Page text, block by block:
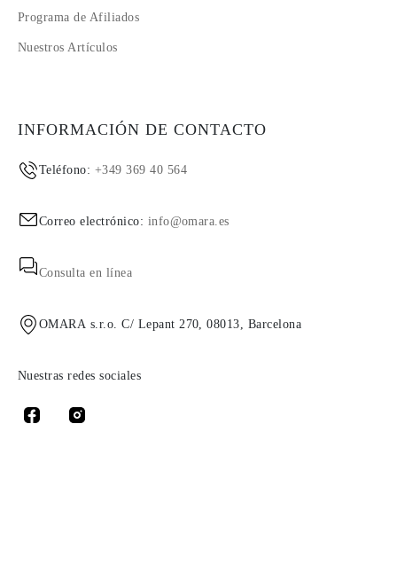
Programa de Afiliados
Nuestros Artículos
INFORMACIÓN DE CONTACTO
Teléfono: +349 369 40 564
Correo electrónico: info@omara.es
Consulta en línea
OMARA s.r.o. C/ Lepant 270, 08013, Barcelona
Nuestras redes sociales